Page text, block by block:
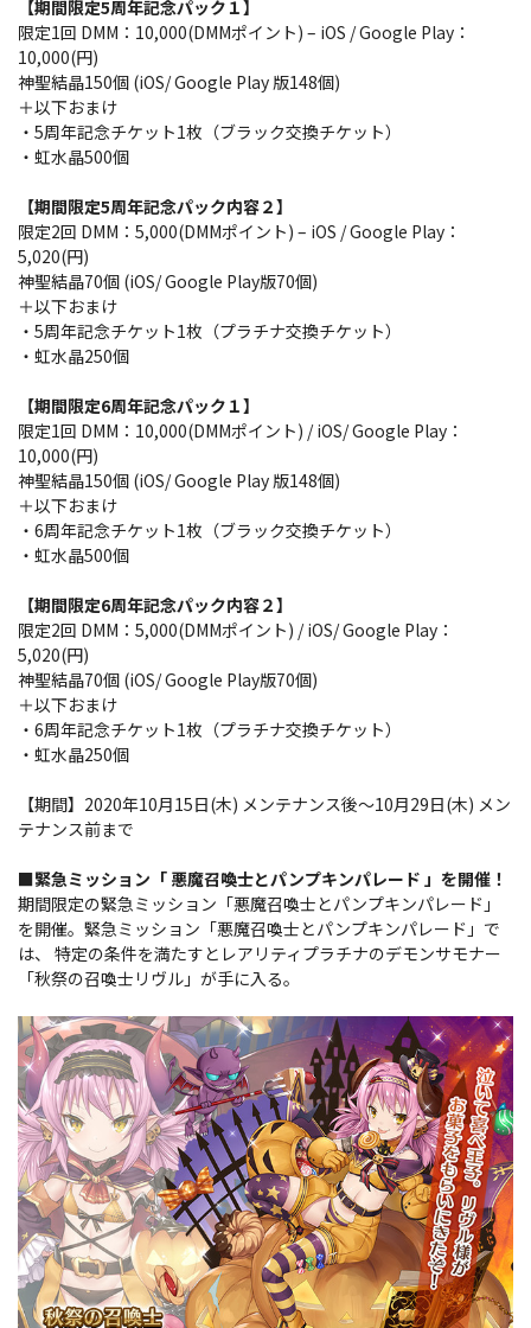
【期間限定5周年記念パック１】
限定1回 DMM：10,000(DMMポイント) – iOS / Google Play：
10,000(円)
神聖結晶150個 (iOS/ Google Play 版148個)
＋以下おまけ
・5周年記念チケット1枚（ブラック交換チケット）
・虹水晶500個
【期間限定5周年記念パック内容２】
限定2回 DMM：5,000(DMMポイント) – iOS / Google Play：
5,020(円)
神聖結晶70個 (iOS/ Google Play版70個)
＋以下おまけ
・5周年記念チケット1枚（プラチナ交換チケット）
・虹水晶250個
【期間限定6周年記念パック１】
限定1回 DMM：10,000(DMMポイント) / iOS/ Google Play：
10,000(円)
神聖結晶150個 (iOS/ Google Play 版148個)
＋以下おまけ
・6周年記念チケット1枚（ブラック交換チケット）
・虹水晶500個
【期間限定6周年記念パック内容２】
限定2回 DMM：5,000(DMMポイント) / iOS/ Google Play：
5,020(円)
神聖結晶70個 (iOS/ Google Play版70個)
＋以下おまけ
・6周年記念チケット1枚（プラチナ交換チケット）
・虹水晶250個
【期間】2020年10月15日(木) メンテナンス後～10月29日(木) メン
テナンス前まで
■緊急ミッション「 悪魔召喚士とパンプキンパレード 」を開催！
期間限定の緊急ミッション「悪魔召喚士とパンプキンパレード」
を開催。緊急ミッション「悪魔召喚士とパンプキンパレード」で
は、 特定の条件を満たすとレアリティプラチナのデモンサモナー
「秋祭の召喚士リヴル」が手に入る。